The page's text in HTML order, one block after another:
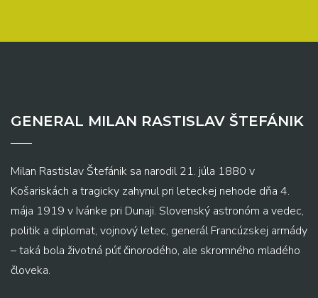
GENERAL MILAN RASTISLAV ŠTEFÁNIK
Milan Rastislav Štefánik sa narodil 21. júla 1880 v
Košariskách a tragicky zahynul pri leteckej nehode dňa 4.
mája 1919 v Ivánke pri Dunaji. Slovenský astronóm a vedec,
politik a diplomat, vojnový letec, generál Francúzskej armády
– taká bola životná púť činorodého, ale skromného mladého
človeka.